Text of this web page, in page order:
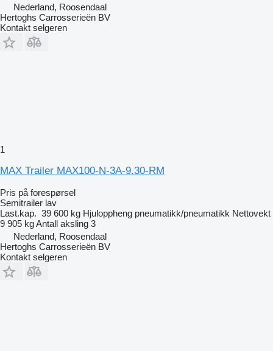
Nederland, Roosendaal
Hertoghs Carrosserieën BV
Kontakt selgeren
1
MAX Trailer MAX100-N-3A-9.30-RM
Pris på forespørsel
Semitrailer lav
Last.kap. 39 600 kg Hjuloppheng pneumatikk/pneumatikk Nettovekt
9 905 kgAntall aksling 3
Nederland, Roosendaal
Hertoghs Carrosserieën BV
Kontakt selgeren